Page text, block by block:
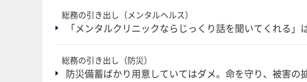
総務の引き出し（メンタルヘルス）
「メンタルクリニックならじっくり話を聞いてくれる
総務の引き出し（防災）
防災備蓄ばかり用意していてはダメ。命を守り、被害